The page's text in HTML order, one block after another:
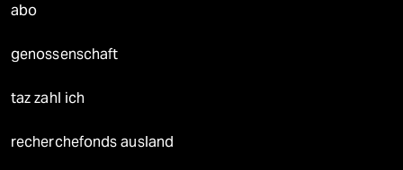
abo
genossenschaft
taz zahl ich
recherchefonds ausland